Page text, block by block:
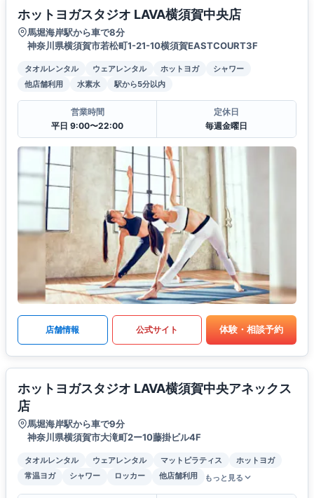
ホットヨガスタジオ LAVA横須賀中央店
馬堀海岸駅から車で8分
神奈川県横須賀市若松町1-21-10横須賀EASTCOURT3F
タオルレンタル ウェアレンタル ホットヨガ
シャワー
他店舗利用
水素水 駅から5分以内
営業時間
平日 9:00〜22:00
定休日
毎週金曜日
店舗情報 公式サイト 体験・相談予約
ホットヨガスタジオ LAVA横須賀中央アネックス
店
馬堀海岸駅から車で9分
神奈川県横須賀市大滝町2ー10藤掛ビル4F
タオルレンタル ウェアレンタル マットピラティス
ホットヨガ
常温ヨガ
シャワー ロッカー 他店舗利用 もっと見る